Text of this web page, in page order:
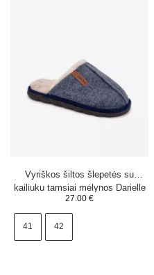
Vyriškos šiltos šlepetės su
kailiuku tamsiai mėlynos Darielle
27.00 €
41 42